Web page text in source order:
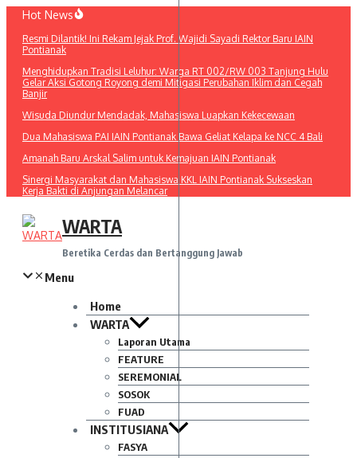
Lewati
konten
Hot News
Resmi Dilantik! Ini Rekam Jejak Prof. Wajidi Sayadi Rektor Baru IAIN
Pontianak
Menghidupkan Tradisi Leluhur: Warga RT 002/RW 003 Tanjung Hulu
Gelar Aksi Gotong Royong demi Mitigasi Perubahan Iklim dan Cegah
Banjir
Wisuda Diundur Mendadak, Mahasiswa Luapkan Kekecewaan
Dua Mahasiswa PAI IAIN Pontianak Bawa Geliat Kelapa ke NCC 4 Bali
Amanah Baru Arskal Salim untuk Kemajuan IAIN Pontianak
Sinergi Masyarakat dan Mahasiswa KKL IAIN Pontianak Sukseskan
Kerja Bakti di Anjungan Melancar
WARTA
Beretika Cerdas dan Bertanggung Jawab
Menu
Home
WARTA
Laporan Utama
FEATURE
SEREMONIAL
SOSOK
FUAD
INSTITUSIANA
FASYA